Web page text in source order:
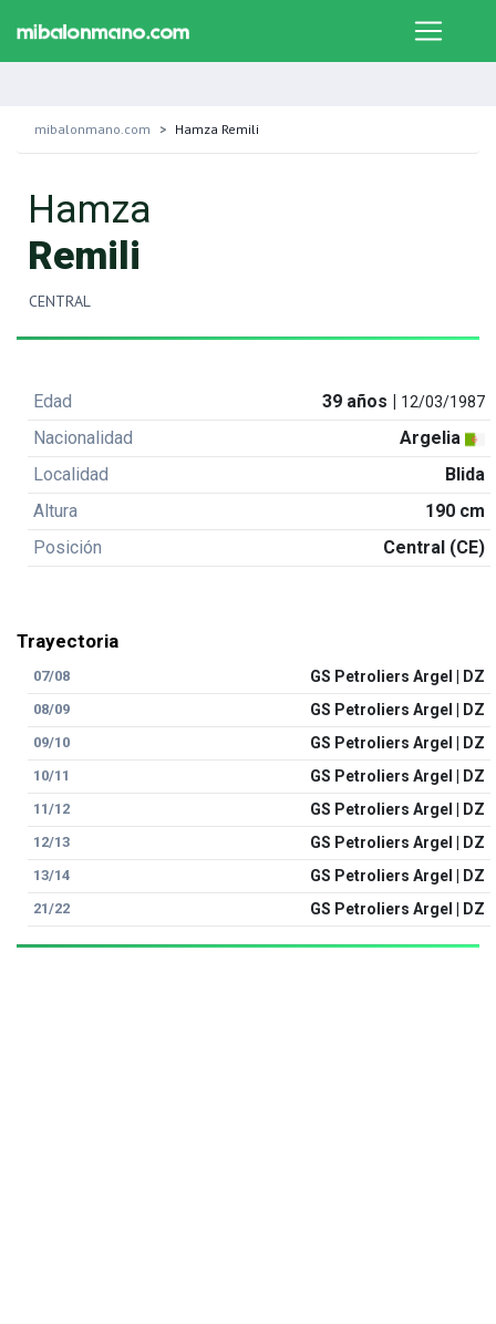
mibalonmano.com Hamza Remili
Hamza
Remili
CENTRAL
Edad 39 años | 12/03/1987
Nacionalidad
Argelia
Localidad
Blida
Altura
190 cm
Posición
Central (CE)
Trayectoria
07/08 GS Petroliers Argel | DZ
08/09 GS Petroliers Argel | DZ
09/10 GS Petroliers Argel | DZ
10/11 GS Petroliers Argel | DZ
11/12 GS Petroliers Argel | DZ
12/13 GS Petroliers Argel | DZ
13/14 GS Petroliers Argel | DZ
21/22 GS Petroliers Argel | DZ